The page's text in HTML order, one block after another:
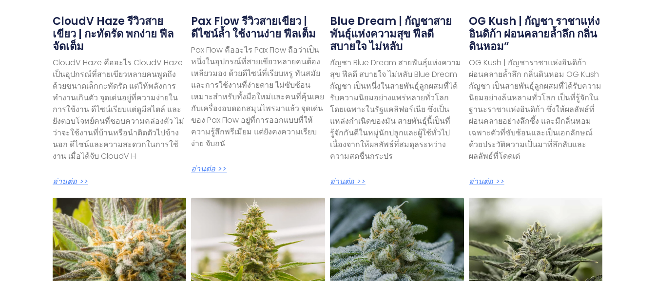
CloudV Haze รีวิวสาย
เขียว | กะทัดรัด พกง่าย ฟีล
จัดเต็ม
CloudV Haze คืออะไร CloudV Haze
เป็นอุปกรณ์ที่สายเขียวหลายคนพูดถึง
ด้วยขนาดเล็กกะทัดรัด แต่ให้พลังการ
ทำงานเกินตัว จุดเด่นอยู่ที่ความง่ายใน
การใช้งาน ดีไซน์เรียบแต่ดูมีสไตล์ และ
ยังตอบโจทย์คนที่ชอบความคล่องตัว ไม่
ว่าจะใช้งานที่บ้านหรือนำติดตัวไปข้าง
นอก ดีไซน์และความสะดวกในการใช้
งาน เมื่อได้จับ CloudV H
อ่านต่อ >>
Pax Flow รีวิวสายเขียว |
ดีไซน์ล้ำ ใช้งานง่าย ฟีลเต็ม
Pax Flow คืออะไร Pax Flow ถือว่าเป็น
หนึ่งในอุปกรณ์ที่สายเขียวหลายคนต้อง
เหลียวมอง ด้วยดีไซน์ที่เรียบหรู ทันสมัย
และการใช้งานที่ง่ายดาย ไม่ซับซ้อน
เหมาะสำหรับทั้งมือใหม่และคนที่คุ้นเคย
กับเครื่องอบดอกสมุนไพรมาแล้ว จุดเด่น
ของ Pax Flow อยู่ที่การออกแบบที่ให้
ความรู้สึกพรีเมียม แต่ยังคงความเรียบ
ง่าย จับถนั
อ่านต่อ >>
Blue Dream | กัญชาสาย
พันธุ์แห่งความสุข ฟีลดี
สบายใจ ไม่หลับ
กัญชา Blue Dream สายพันธุ์แห่งความ
สุข ฟีลดี สบายใจ ไม่หลับ Blue Dream
กัญชา เป็นหนึ่งในสายพันธุ์ลูกผสมที่ได้
รับความนิยมอย่างแพร่หลายทั่วโลก
โดยเฉพาะในรัฐแคลิฟอร์เนีย ซึ่งเป็น
แหล่งกำเนิดของมัน สายพันธุ์นี้เป็นที่
รู้จักกันดีในหมู่นักปลูกและผู้ใช้ทั่วไป
เนื่องจากให้ผลลัพธ์ที่สมดุลระหว่าง
ความสดชื่นกระปร
อ่านต่อ >>
OG Kush | กัญชา ราชาแห่ง
อินดิก้า ผ่อนคลายล้ำลึก กลิ่น
ดินหอม”
OG Kush | กัญชาราชาแห่งอินดิก้า
ผ่อนคลายล้ำลึก กลิ่นดินหอม OG Kush
กัญชา เป็นสายพันธุ์ลูกผสมที่ได้รับความ
นิยมอย่างล้นหลามทั่วโลก เป็นที่รู้จักใน
ฐานะราชาแห่งอินดิก้า ซึ่งให้ผลลัพธ์ที่
ผ่อนคลายอย่างลึกซึ้ง และมีกลิ่นหอม
เฉพาะตัวที่ซับซ้อนและเป็นเอกลักษณ์
ด้วยประวัติความเป็นมาที่ลึกลับและ
ผลลัพธ์ที่โดดเด่
อ่านต่อ >>